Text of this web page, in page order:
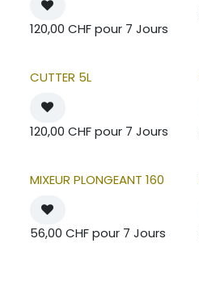
120,00 CHFpour 7 Jours
CUTTER 5L
120,00 CHFpour 7 Jours
MIXEUR PLONGEANT 160
56,00 CHFpour 7 Jours